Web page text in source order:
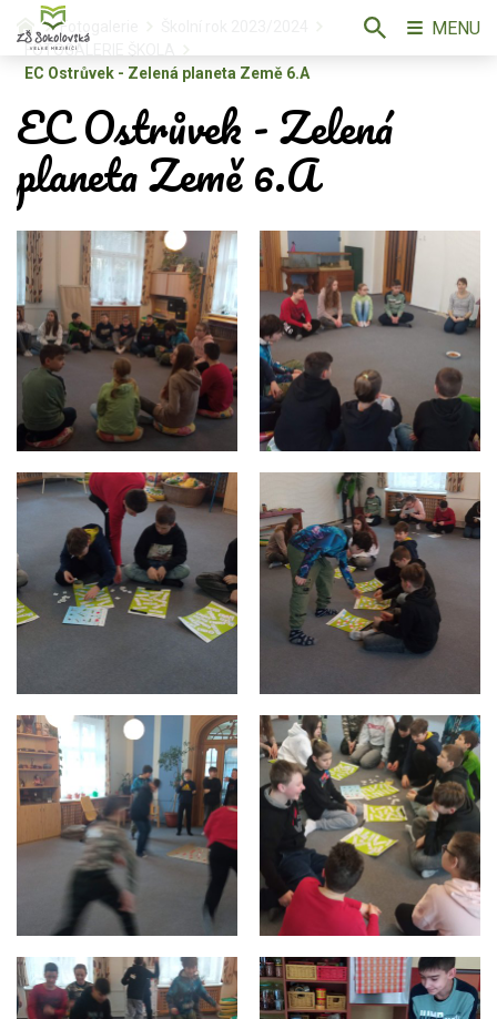
Fotogalerie
FOTOGALERIE ŠKOLA
EC Ostrůvek - Zelená planeta Země 6.A
EC Ostrůvek - Zelená
planeta Země 6.A
MENU